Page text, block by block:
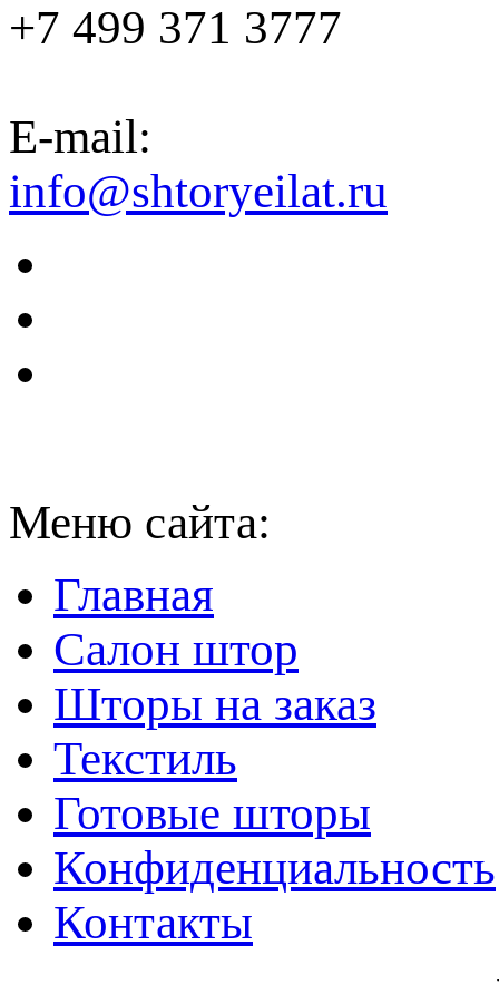
+7 499 371 3777
E-mail:
info@shtoryeilat.ru
Меню сайта:
Главная
Салон штор
Шторы на заказ
Текстиль
Готовые шторы
Конфиденциальность
Контакты